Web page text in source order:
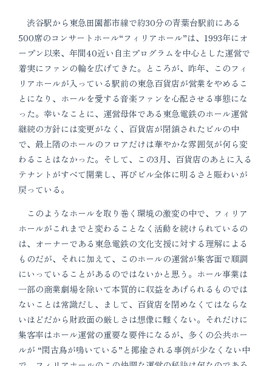
渋谷駅から東急田園都市線で約30分の青葉台駅前にある
500席のコンサートホール“フィリアホール”は、1993年にオ
ープン以来、年間40近い自主プログラムを中心とした運営で
着実にファンの輪を広げてきた。ところが、昨年、このフィ
リアホールが入っている駅前の東急百貨店が営業をやめるこ
とになり、ホールを愛する音楽ファンを心配させる事態にな
った。幸いなことに、運営母体である東急電鉄のホール運営
継続の方針には変更がなく、百貨店が閉鎖されたビルの中
で、最上階のホールのフロアだけは華やかな雰囲気が何ら変
わることはなかった。そして、この3月、百貨店のあとに入る
テナントがすべて開業し、再びビル全体に明るさと賑わいが
戻っている。
このようなホールを取り巻く環境の激変の中で、フィリア
ホールがこれまでと変わることなく活動を続けられているの
は、オーナーである東急電鉄の文化支援に対する理解による
ものだが、それに加えて、このホールの運営が集客面で順調
にいっていることがあるのではないかと思う。ホール事業は
一部の商業劇場を除いて本質的に収益をあげられるものでは
ないことは常識だし、まして、百貨店を閉めなくてはならな
いほどだから財政面の厳しさは想像に難くない。それだけに
集客率はホール運営の重要な要件になるが、多くの公共ホー
ルが “閑古鳥が鳴いている”と揶揄される事例が少なくない中